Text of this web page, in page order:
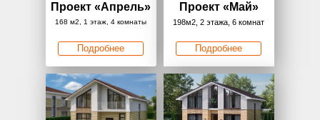
Подробнее
Проект « Май»
198м2, 2 этажа, 6 комнат
Подробнее
168 м2, 1 этаж, 4 комнаты
Проект «Апрель»